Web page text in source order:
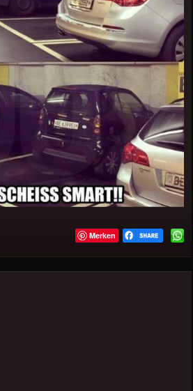
Merken